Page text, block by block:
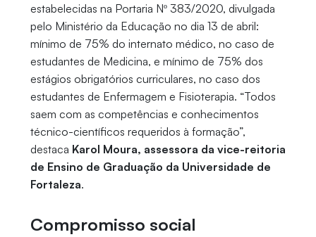
estabelecidas na Portaria Nº 383/2020, divulgada
pelo Ministério da Educação no dia 13 de abril:
mínimo de 75% do internato médico, no caso de
estudantes de Medicina, e mínimo de 75% dos
estágios obrigatórios curriculares, no caso dos
estudantes de Enfermagem e Fisioterapia. “Todos
saem com as competências e conhecimentos
técnico-científicos requeridos à formação”,
destaca Karol Moura, assessora da vice-reitoria
de Ensino de Graduação da Universidade de
Fortaleza.
Compromisso social